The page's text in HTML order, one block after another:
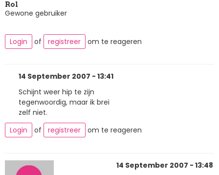
Rol
Gewone gebruiker
Login of registreer om te reageren
14 September 2007 - 13:41
Schijnt weer hip te zijn
tegenwoordig, maar ik brei
zelf niet.
Login
of registreer om te reageren
14 September 2007 - 13:48